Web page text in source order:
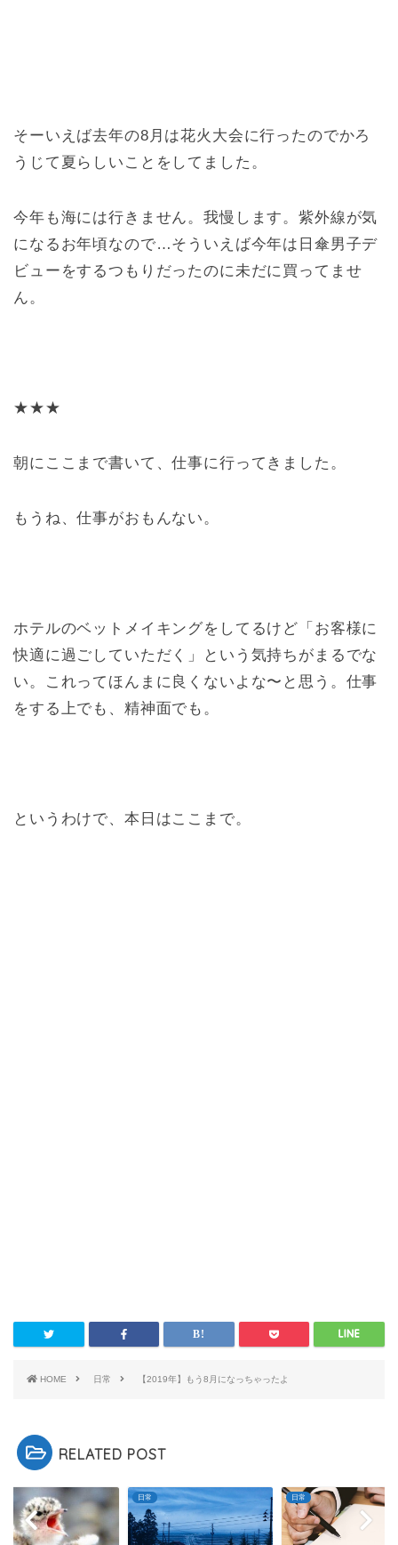
そーいえば去年の8月は花火大会に行ったのでかろ
うじて夏らしいことをしてました。
今年も海には行きません。我慢します。紫外線が気
になるお年頃なので…そういえば今年は日傘男子デ
ビューをするつもりだったのに未だに買ってませ
ん。
★★★
朝にここまで書いて、仕事に行ってきました。
もうね、仕事がおもんない。
ホテルのベットメイキングをしてるけど「お客様に
快適に過ごしていただく」という気持ちがまるでな
い。これってほんまに良くないよな〜と思う。仕事
をする上でも、精神面でも。
というわけで、本日はここまで。
HOME 日常 【2019年】もう8月になっちゃったよ
RELATED POST
日常 日常